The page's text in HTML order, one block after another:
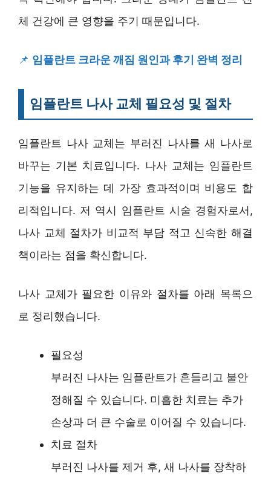
체 건강에 큰 영향을 주기 때문입니다.
📌 임플란트 크라운 깨짐 원인과 후기 완벽 정리
임플란트 나사 교체 필요성 및 절차
임플란트 나사 교체는 부러진 나사를 새 나사로
바꾸는 기본 치료입니다. 나사 교체는 임플란트
기능을 유지하는 데 가장 효과적이며 비용도 합
리적입니다. 저 역시 임플란트 시술 경험자로서,
나사 교체 절차가 비교적 부담 적고 신속한 해결
책이라는 점을 확신합니다.
나사 교체가 필요한 이유와 절차를 아래 목록으
로 정리했습니다.
필요성
부러진 나사는 임플란트가 흔들리고 불안
정해질 수 있습니다. 미흡한 치료는 추가
손상과 더 큰 수술로 이어질 수 있습니다.
치료 절차
부러진 나사를 제거 후, 새 나사를 장착하